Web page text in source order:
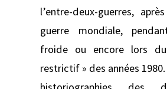
l’entre-deux-guerres,
guerre mondiale,
froide ou encore lors
restrictif » des années